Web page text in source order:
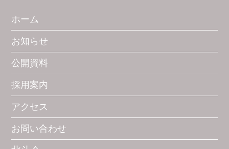
ホーム
お知らせ
公開資料
採用案内
アクセス
お問い合わせ